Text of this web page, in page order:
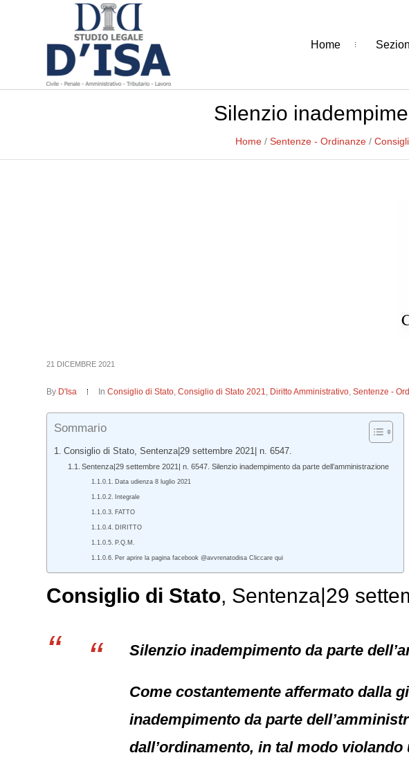
Home
Silenzio
Home / Sentenze - Ordinanze /
21 DICEMBRE 2021
By D'Isa InConsiglio di Stato,Consiglio di Stato 2021, Diritto Amministrativo,Sentenze -
Sommario
Consiglio di Stato, Sentenza|29 settembre 2021| n. 6547.
Sentenza|29 settembre 2021| n. 6547. Silenzio inadempimento da parte dell’amministrazione
Data udienza 8 luglio 2021
Integrale
FATTO
DIRITTO
P.Q.M.
Per aprire la pagina facebook @avvrenatodisa Cliccare qui
Consiglio di Stato, Sentenza|29
Silenzio inadempimento da parte
Come costantemente affermato dalla
inadempimento da parte
dall’ordinamento, in tal modo